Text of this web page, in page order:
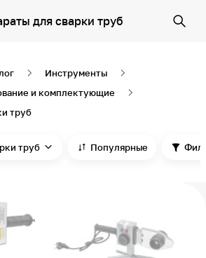
для сварки труб
Инструменты
и комплектующие
труб
труб Популярные